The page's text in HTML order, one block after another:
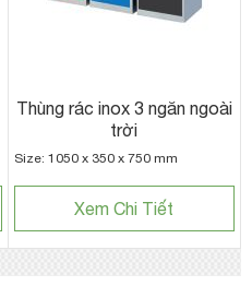
Thùng rác inox 3 ngăn ngoài
trời
Size: 1050 x 350 x 750 mm
Xem Chi Tiết